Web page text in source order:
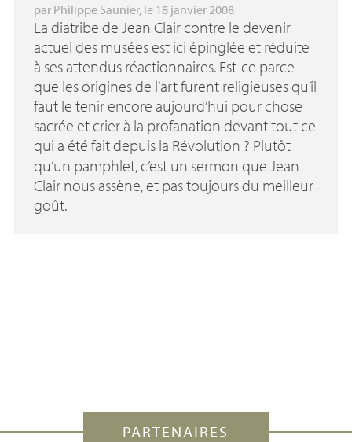
par Philippe Saunier, le 18 janvier 2008
La diatribe de Jean Clair contre le devenir
actuel des musées est ici épinglée et réduite
à ses attendus réactionnaires. Est-ce parce
que les origines de l’art furent religieuses qu’il
faut le tenir encore aujourd’hui pour chose
sacrée et crier à la profanation devant tout ce
qui a été fait depuis la Révolution ? Plutôt
qu’un pamphlet, c’est un sermon que Jean
Clair nous assène, et pas toujours du meilleur
goût.
PARTENAIRES